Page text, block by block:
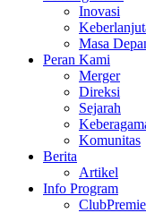
Inovasi
Masa
Peran Kami
Merger
Direksi
Sejarah
Komunitas
Berita
Artikel
Info Program